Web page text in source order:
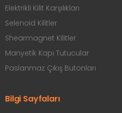
Elektrikli Kilit Karşılıkları
Selenoid Kilitler
Shearmagnet Kilitler
Manyetik Kapı Tutucular
Paslanmaz Çıkış Butonları
Bilgi Sayfaları